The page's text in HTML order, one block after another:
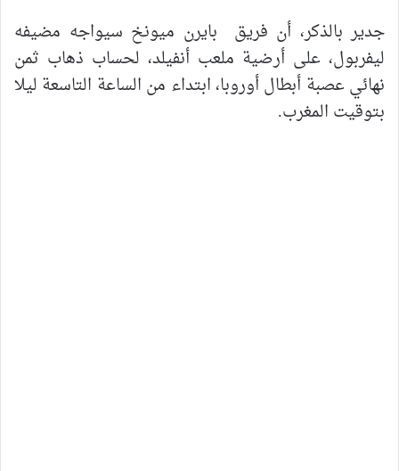
جدير بالذكر، أن فريق بايرن ميونخ سيواجه مضيفه
ليفربول، على أرضية ملعب أنفيلد، لحساب ذهاب ثمن
نهائي عصبة أبطال أوروبا، ابتداء من الساعة التاسعة ليلا
بتوقيت المغرب.